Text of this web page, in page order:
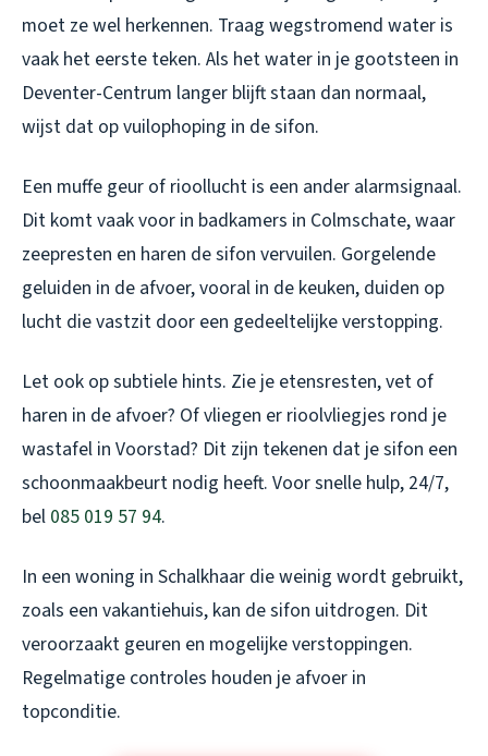
moet ze wel herkennen. Traag wegstromend water is
vaak het eerste teken. Als het water in je gootsteen in
Deventer-Centrum langer blijft staan dan normaal,
wijst dat op vuilophoping in de sifon.
Een muffe geur of rioollucht is een ander alarmsignaal.
Dit komt vaak voor in badkamers in Colmschate, waar
zeepresten en haren de sifon vervuilen. Gorgelende
geluiden in de afvoer, vooral in de keuken, duiden op
lucht die vastzit door een gedeeltelijke verstopping.
Let ook op subtiele hints. Zie je etensresten, vet of
haren in de afvoer? Of vliegen er rioolvliegjes rond je
wastafel in Voorstad? Dit zijn tekenen dat je sifon een
schoonmaakbeurt nodig heeft. Voor snelle hulp, 24/7,
bel 085 019 57 94.
In een woning in Schalkhaar die weinig wordt gebruikt,
zoals een vakantiehuis, kan de sifon uitdrogen. Dit
veroorzaakt geuren en mogelijke verstoppingen.
Regelmatige controles houden je afvoer in
topconditie.